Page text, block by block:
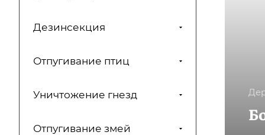
Дезинсекция
Отпугивание птиц
Уничтожение гнезд
Отпугивание змей